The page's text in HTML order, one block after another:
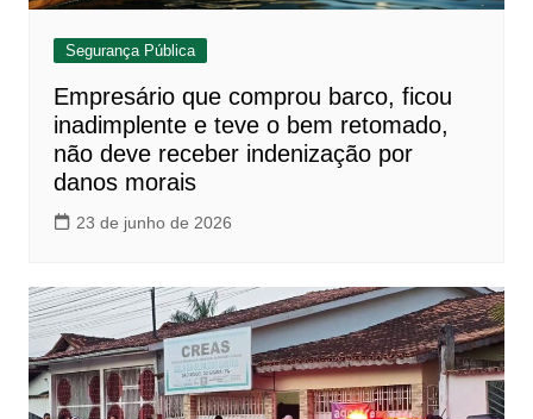
Segurança Pública
Empresário que comprou barco, ficou
inadimplente e teve o bem retomado,
não deve receber indenização por
danos morais
23 de junho de 2026